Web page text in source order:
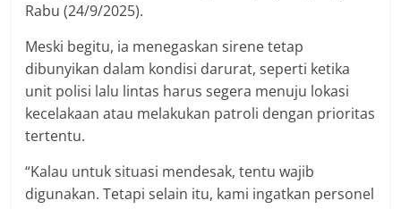
Rabu (24/9/2025).
Meski begitu, ia menegaskan sirene tetap
dibunyikan dalam kondisi darurat, seperti ketika
unit polisi lalu lintas harus segera menuju lokasi
kecelakaan atau melakukan patroli dengan prioritas
tertentu.
“Kalau untuk situasi mendesak, tentu wajib
digunakan. Tetapi selain itu, kami ingatkan personel